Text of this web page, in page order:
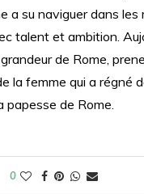
a su naviguer dans les
talent et ambition.
de Rome,
la femme qui a régné
papesse de Rome.
0